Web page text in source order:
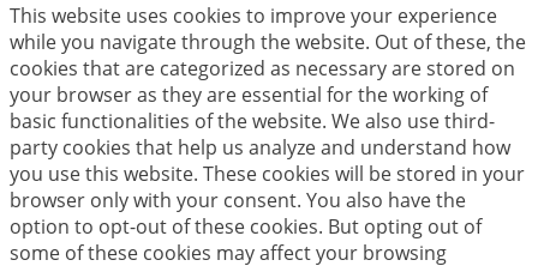
This website uses cookies to improve your experience
while you navigate through the website. Out of these, the
cookies that are categorized as necessary are stored on
your browser as they are essential for the working of
basic functionalities of the website. We also use third-
party cookies that help us analyze and understand how
you use this website. These cookies will be stored in your
browser only with your consent. You also have the
option to opt-out of these cookies. But opting out of
some of these cookies may affect your browsing